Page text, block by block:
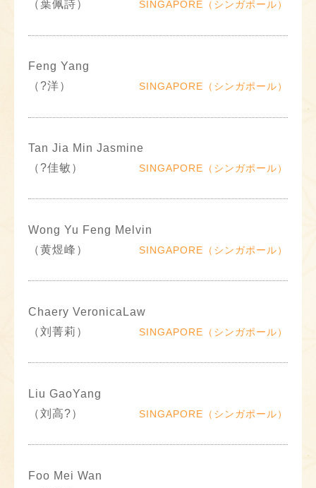
（葉佩詩） SINGAPORE（シンガポール）
Feng Yang
（?洋）
SINGAPORE（シンガポール）
Tan Jia Min Jasmine
（?佳敏）
SINGAPORE（シンガポール）
Wong Yu Feng Melvin
（黄煜峰）
SINGAPORE（シンガポール）
Chaery VeronicaLaw
（刘菁莉）
SINGAPORE（シンガポール）
Liu GaoYang
（刘高?）
SINGAPORE（シンガポール）
Foo Mei Wan